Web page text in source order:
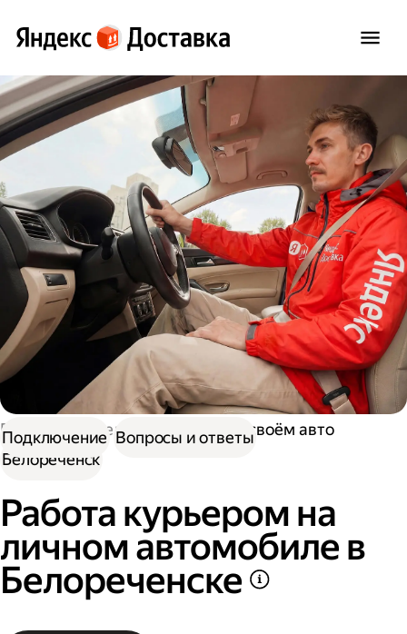
Работа водителем
Работа на своём авто
Белореченск
Работа курьером на
личном автомобиле в
Белореченске
Подключение Вопросы и ответы